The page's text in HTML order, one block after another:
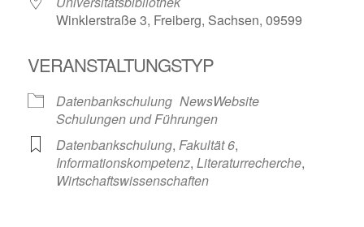
Winklerstraße 3, Freiberg, Sachsen, 09599
VERANSTALTUNGSTYP
Datenbankschulung NewsWebsite
Schulungen und Führungen
Datenbankschulung,Fakultät 6,
Informationskompetenz,Literaturrecherche,
Wirtschaftswissenschaften